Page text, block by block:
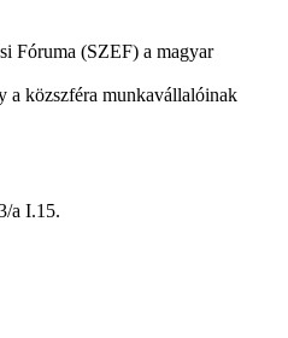
Fóruma (SZEF) a magyar
a közszféra munkavállalóinak
a I.15.